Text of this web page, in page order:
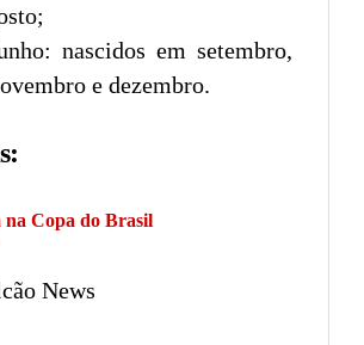
nascidos em setembro,
e dezembro.
na Copa do Brasil
News